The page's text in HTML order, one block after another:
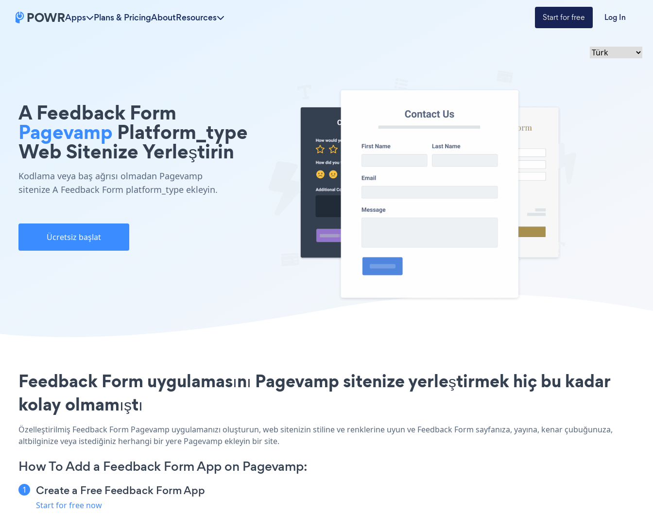
Apps Plans & PricingAboutResources Start for free Log In
A Feedback Form
Pagevamp Platform_type
Web Sitenize Yerleştirin
Kodlama veya baş ağrısı olmadan Pagevamp
sitenize A Feedback Form platform_type ekleyin.
Ücretsiz başlat
Feedback Form uygulamasını Pagevamp sitenize yerleştirmek hiç bu kadar
kolay olmamıştı
Özelleştirilmiş Feedback Form Pagevamp uygulamanızı oluşturun, web sitenizin stiline ve renklerine uyun ve Feedback Form sayfanıza, yayına, kenar çubuğunuza,
altbilginize veya istediğiniz herhangi bir yere Pagevamp ekleyin bir site.
How To Add a Feedback Form App on Pagevamp:
Create a Free Feedback Form App
Start for free now